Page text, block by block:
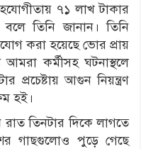
৭১ লাখ টাকার
তিনি জানান। তিনি
করা হয়েছে ভোর প্রায়
কর্মীসহ ঘটনাস্থলে
প্রচেষ্টায় আগুন নিয়ন্ত্রণ
হই।
তিনটার দিকে লাগতে
গাছগুলোও পুড়ে গেছে